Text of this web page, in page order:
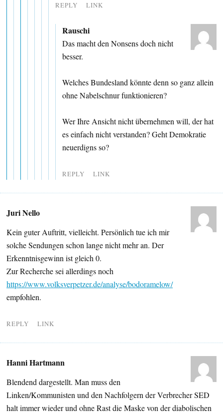
REPLY LINK
Rauschi
Das macht den Nonsens doch nicht
besser.
Welches Bundesland könnte denn so ganz allein
ohne Nabelschnur funktionieren?
Wer Ihre Ansicht nicht übernehmen will, der hat
es einfach nicht verstanden? Geht Demokratie
neuerdigns so?
REPLY LINK
Juri Nello
Kein guter Auftritt, vielleicht. Persönlich tue ich mir
solche Sendungen schon lange nicht mehr an. Der
Erkenntnisgewinn ist gleich 0.
Zur Recherche sei allerdings noch
https://www.volksverpetzer.de/analyse/bodoramelow/
empfohlen.
REPLY LINK
Hanni Hartmann
Blendend dargestellt. Man muss den
Linken/Kommunisten und den Nachfolgern der Verbrecher SED
halt immer wieder und ohne Rast die Maske von der diabolischen